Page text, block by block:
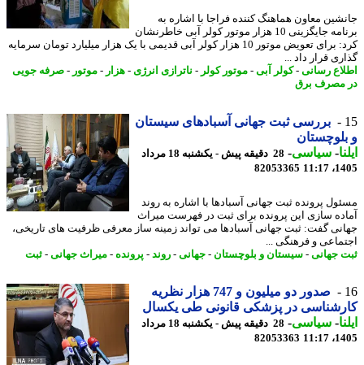
معاون هماهنگ کننده فراجا با اشاره به
برنامه جایگزینی 10 هزار موتور کولر آبی خاطرنشان
کرد: برای تعویض موتور 10 هزار کولر آبی قدیمی با یک هزار میلیارد تومان سرمایه
قرار داد ...
رسانی-کولر آبی موتور کولر-ناترازی انرژی-هزار - موتور-صرفه جویی
مصرف برق
بررسی ثبت جهانی آسبادهای سیستان
-سیاسی-
28 دقیقه پیش - یکشنبه 18 مرداد
82053365
پرونده ثبت جهانی آسبادها با اشاره به روند
سازی این پرونده برای ثبت در فهرست میراث
گفت: ثبت جهانی آسبادها می تواند زمینه ساز معرفی ظرفیت های تاریخی،
و فرهنگی ...
جهانی-سیستان و بلوچستان-جهانی-روند -پرونده -میراث جهانی-ثبت
صدور دو میلیون و 747 هزار نظریه
در پزشکی قانونی طی یکسال
-سیاسی-
28 دقیقه پیش - یکشنبه 18 مرداد
82053363